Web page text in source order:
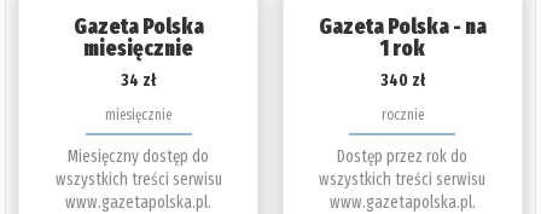
Gazeta Polska
miesięcznie
34 zł
miesięcznie
Miesięczny dostęp do
wszystkich treści serwisu
www.gazetapolska.pl.
Gazeta Polska - na
1 rok
340 zł
rocznie
Dostęp przez rok do
wszystkich treści serwisu
www.gazetapolska.pl.